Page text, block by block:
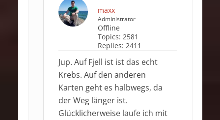
maxx
Administrator
Offline
Topics: 2581
Replies: 2411
Jup. Auf Fjell ist ist das echt
Krebs. Auf den anderen
Karten geht es halbwegs, da
der Weg länger ist.
Glücklicherweise laufe ich mit